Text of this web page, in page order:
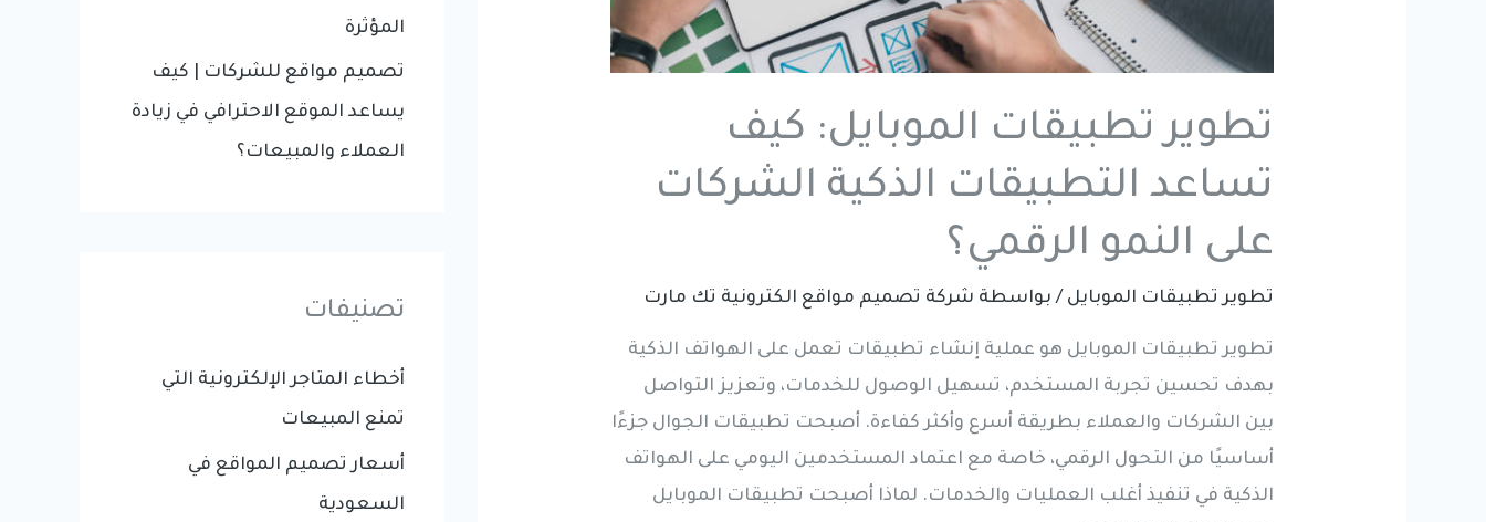
تطوير تطبيقات الموبايل: كيف
تساعد التطبيقات الذكية الشركات
على النمو الرقمي؟
تطوير تطبيقات الموبايل / بواسطة شركة تصميم مواقع الكترونية تك مارت
تطوير تطبيقات الموبايل هو عملية إنشاء تطبيقات تعمل على الهواتف الذكية
بهدف تحسين تجربة المستخدم، تسهيل الوصول للخدمات، وتعزيز التواصل
بين الشركات والعملاء بطريقة أسرع وأكثر كفاءة. أصبحت تطبيقات الجوال جزءًا
أساسيًا من التحول الرقمي، خاصة مع اعتماد المستخدمين اليومي على الهواتف
الذكية في تنفيذ أغلب العمليات والخدمات. لماذا أصبحت تطبيقات الموبايل
المؤثرة
تصميم مواقع للشركات | كيف
يساعد الموقع الاحترافي في زيادة
العملاء والمبيعات؟
تصنيفات
أخطاء المتاجر الإلكترونية التي
تمنع المبيعات
أسعار تصميم المواقع في
السعودية